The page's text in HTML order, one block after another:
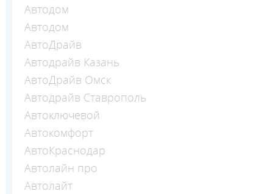
Автодом
Автодом
АвтоДрайв
Автодрайв Казань
АвтоДрайв Омск
Автодрайв Ставрополь
Автоключевой
Автокомфорт
АвтоКраснодар
Автолайн про
Автолайт